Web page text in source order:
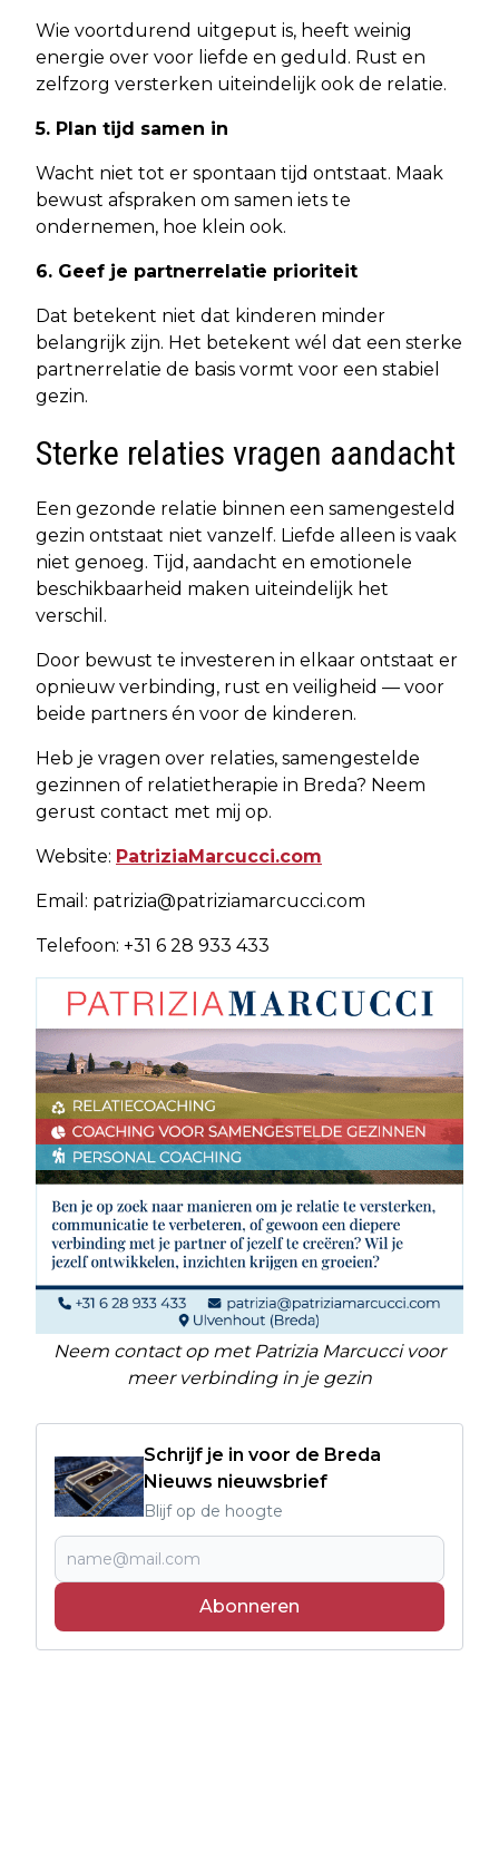
Wie voortdurend uitgeput is, heeft weinig
energie over voor liefde en geduld. Rust en
zelfzorg versterken uiteindelijk ook de relatie.
5. Plan tijd samen in
Wacht niet tot er spontaan tijd ontstaat. Maak
bewust afspraken om samen iets te
ondernemen, hoe klein ook.
6. Geef je partnerrelatie prioriteit
Dat betekent niet dat kinderen minder
belangrijk zijn. Het betekent wél dat een sterke
partnerrelatie de basis vormt voor een stabiel
gezin.
Sterke relaties vragen aandacht
Een gezonde relatie binnen een samengesteld
gezin ontstaat niet vanzelf. Liefde alleen is vaak
niet genoeg. Tijd, aandacht en emotionele
beschikbaarheid maken uiteindelijk het
verschil.
Door bewust te investeren in elkaar ontstaat er
opnieuw verbinding, rust en veiligheid — voor
beide partners én voor de kinderen.
Heb je vragen over relaties, samengestelde
gezinnen of relatietherapie in Breda? Neem
gerust contact met mij op.
Website: PatriziaMarcucci.com
Email: patrizia@patriziamarcucci.com
Telefoon: +31 6 28 933 433
Neem contact op met Patrizia Marcucci voor
meer verbinding in je gezin
Schrijf je in voor de Breda
Nieuws nieuwsbrief
Blijf op de hoogte
Abonneren